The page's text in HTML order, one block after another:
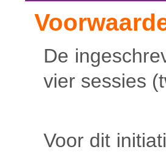
De
vier sessies
Voor dit